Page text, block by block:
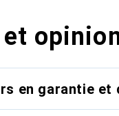
en garantie et